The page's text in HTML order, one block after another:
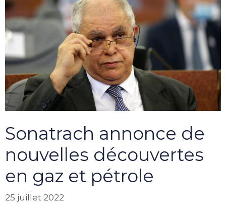
Sonatrach annonce de
nouvelles découvertes
en gaz et pétrole
25 juillet 2022